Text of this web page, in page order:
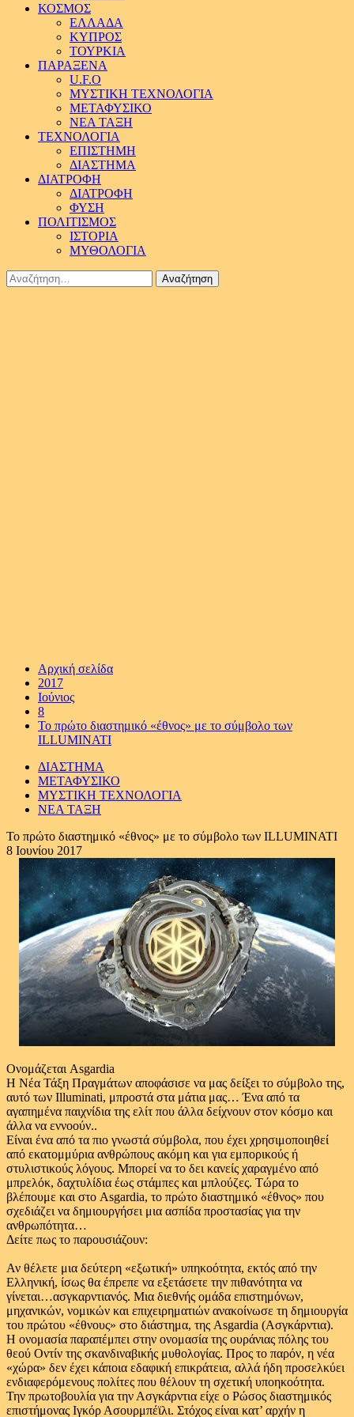
ΚΟΣΜΟΣ
ΕΛΛΑΔΑ
ΚΥΠΡΟΣ
ΤΟΥΡΚΙΑ
ΠΑΡΑΞΕΝΑ
U.F.O
ΜΥΣΤΙΚΗ ΤΕΧΝΟΛΟΓΙΑ
ΜΕΤΑΦΥΣΙΚΟ
ΝΕΑ ΤΑΞΗ
ΤΕΧΝΟΛΟΓΙΑ
ΕΠΙΣΤΗΜΗ
ΔΙΑΣΤΗΜΑ
ΔΙΑΤΡΟΦΗ
ΔΙΑΤΡΟΦΗ
ΦΥΣΗ
ΠΟΛΙΤΙΣΜΟΣ
ΙΣΤΟΡΙΑ
ΜΥΘΟΛΟΓΙΑ
Αναζήτηση
για:
Αρχική σελίδα
2017
Ιούνιος
8
Το πρώτο διαστημικό «έθνος» με το σύμβολο των
ILLUMINATI
ΔΙΑΣΤΗΜΑ
ΜΕΤΑΦΥΣΙΚΟ
ΜΥΣΤΙΚΗ ΤΕΧΝΟΛΟΓΙΑ
ΝΕΑ ΤΑΞΗ
Το πρώτο διαστημικό «έθνος» με το σύμβολο των ILLUMINATI
8 Ιουνίου 2017
Ονομάζεται Asgardia
Η Νέα Τάξη Πραγμάτων αποφάσισε να μας δείξει το σύμβολο της,
αυτό των Illuminati, μπροστά στα μάτια μας… Ένα από τα
αγαπημένα παιχνίδια της ελίτ που άλλα δείχνουν στον κόσμο και
άλλα να εννοούν..
Είναι ένα από τα πιο γνωστά σύμβολα, που έχει χρησιμοποιηθεί
από εκατομμύρια ανθρώπους ακόμη και για εμπορικούς ή
στυλιστικούς λόγους. Μπορεί να το δει κανείς χαραγμένο από
μπρελόκ, δαχτυλίδια έως στάμπες και μπλούζες. Τώρα το
βλέπουμε και στο Asgardia, το πρώτο διαστημικό «έθνος» που
σχεδιάζει να δημιουργήσει μια ασπίδα προστασίας για την
ανθρωπότητα…
Δείτε πως το παρουσιάζουν:
Αν θέλετε μια δεύτερη «εξωτική» υπηκοότητα, εκτός από την
Ελληνική, ίσως θα έπρεπε να εξετάσετε την πιθανότητα να
γίνεται…ασγκαρντιανός. Μια διεθνής ομάδα επιστημόνων,
μηχανικών, νομικών και επιχειρηματιών ανακοίνωσε τη δημιουργία
του πρώτου «έθνους» στο διάστημα, της Asgardia (Ασγκάρντια).
Η ονομασία παραπέμπει στην ονομασία της ουράνιας πόλης του
θεού Οντίν της σκανδιναβικής μυθολογίας. Προς το παρόν, η νέα
«χώρα» δεν έχει κάποια εδαφική επικράτεια, αλλά ήδη προσελκύει
ενδιαφερόμενους πολίτες που θέλουν τη σχετική υποηκοότητα.
Την πρωτοβουλία για την Ασγκάρντια είχε ο Ρώσος διαστημικός
επιστήμονας Ιγκόρ Ασουρμπέϊλι. Στόχος είναι κατ’ αρχήν η